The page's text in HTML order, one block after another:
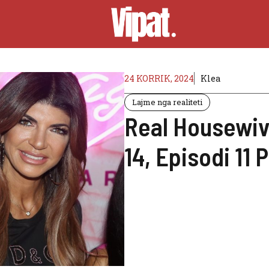
24 KORRIK, 2024 Klea
Lajme nga realiteti
Real
14, Episodi 11